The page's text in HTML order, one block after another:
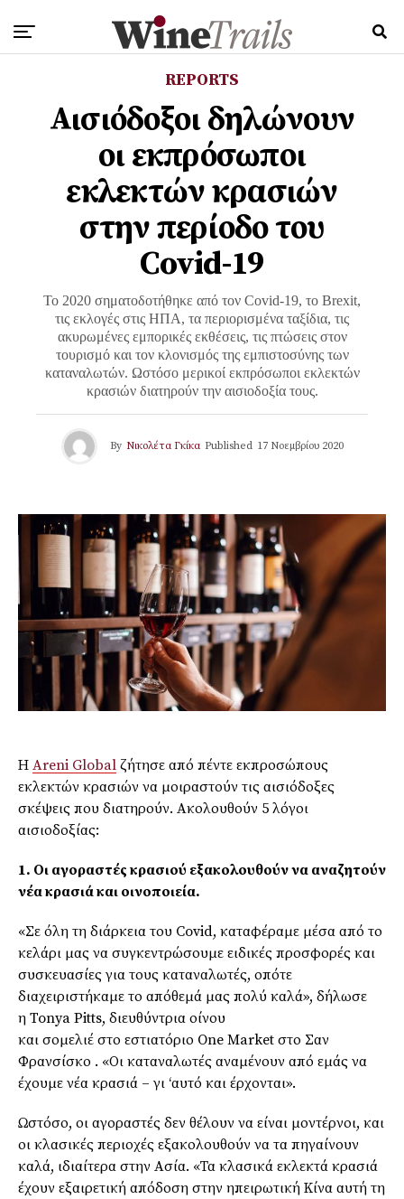
REPORTS
Αισιόδοξοι δηλώνουν
οι εκπρόσωποι
εκλεκτών κρασιών
στην περίοδο του
Covid-19
Το 2020 σηματοδοτήθηκε από τον Covid-19, το Brexit,
τις εκλογές στις ΗΠΑ, τα περιορισμένα ταξίδια, τις
ακυρωμένες εμπορικές εκθέσεις, τις πτώσεις στον
τουρισμό και τον κλονισμός της εμπιστοσύνης των
καταναλωτών. Ωστόσο μερικοί εκπρόσωποι εκλεκτών
κρασιών διατηρούν την αισιοδοξία τους.
By Νικολέτα Γκίκα Published 17 Νοεμβρίου 2020
Η Areni Global ζήτησε από πέντε εκπροσώπους
εκλεκτών κρασιών να μοιραστούν τις αισιόδοξες
σκέψεις που διατηρούν. Ακολουθούν 5 λόγοι
αισιοδοξίας:
1. Οι αγοραστές κρασιού εξακολουθούν να αναζητούν
νέα κρασιά και οινοποιεία.
«Σε όλη τη διάρκεια του Covid, καταφέραμε μέσα από το
κελάρι μας να συγκεντρώσουμε ειδικές προσφορές και
συσκευασίες για τους καταναλωτές, οπότε
διαχειριστήκαμε το απόθεμά μας πολύ καλά», δήλωσε
η Tonya Pitts, διευθύντρια οίνου
και σομελιέ στο εστιατόριο One Market στο Σαν
Φρανσίσκο . «Οι καταναλωτές αναμένουν από εμάς να
έχουμε νέα κρασιά –γι ‘αυτό και έρχονται».
Ωστόσο, οι αγοραστές δεν θέλουν να είναι μοντέρνοι, και
οι κλασικές περιοχές εξακολουθούν να τα πηγαίνουν
καλά, ιδιαίτερα στην Ασία. «Τα κλασικά εκλεκτά κρασιά
έχουν εξαιρετική απόδοση στην ηπειρωτική Κίνα αυτή τη